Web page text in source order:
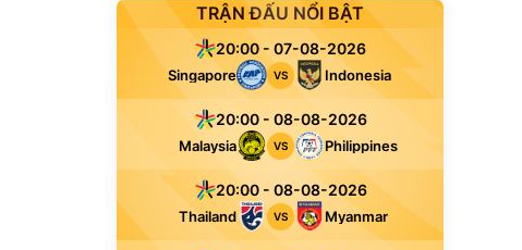
TRẬN ĐẤU NỔI BẬT
20:00 - 07-08-2026
Singapore VS Indonesia
20:00 - 08-08-2026
Malaysia VS Philippines
20:00 - 08-08-2026
Thailand VS Myanmar